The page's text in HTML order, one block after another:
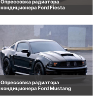
Опрессовка радиатора
кондиционера Ford Fiesta
Опрессовка радиатора
кондиционера Ford Mustang